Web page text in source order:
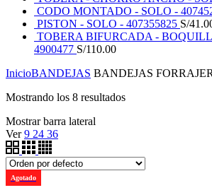
CODO MONTADO - SOLO -
PISTON - SOLO - 407355825 S/
TOBERA BIFURCADA -
4900477 S/110.00
InicioBANDEJAS BANDEJAS
Mostrando los 8 resultados
Mostrar barra lateral
Ver 9 24 36
Agotado